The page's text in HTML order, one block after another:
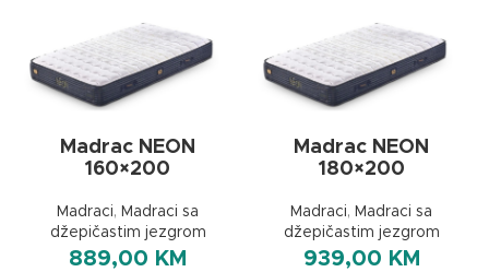
Madrac NEON
160×200
Madraci, Madraci sa
džepičastim jezgrom
889,00 KM
Madrac NEON
180×200
Madraci, Madraci sa
džepičastim jezgrom
939,00 KM